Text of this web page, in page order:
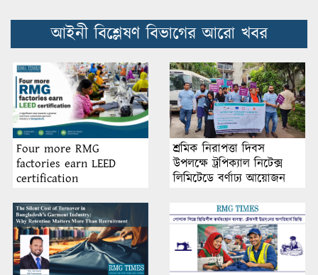
আইনী বিশ্লেষণ বিভাগের আরো খবর
Four more RMG
factories earn LEED
certification
শ্রমিক নিরাপত্তা দিবস
উপলক্ষে ট্রপিক্যাল নিটেক্স
লিমিটেডে বর্ণাঢ্য আয়োজন